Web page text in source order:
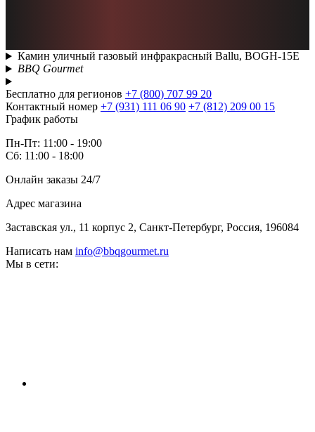
Камин уличный газовый инфракрасный Ballu, BOGH-15E
BBQ Gourmet
Бесплатно для регионов +7 (800) 707 99 20
Контактный номер +7 (931) 111 06 90 +7 (812) 209 00 15
График работы
Пн-Пт: 11:00 - 19:00
Сб: 11:00 - 18:00
Онлайн заказы 24/7
Адрес магазина
Заставская ул., 11 корпус 2, Санкт-Петербург, Россия, 196084
Написать нам info@bbqgourmet.ru
Мы в сети: